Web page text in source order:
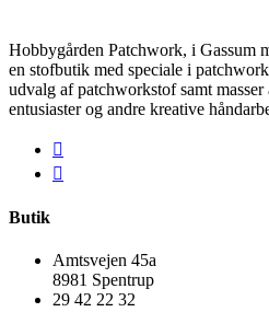
Hobbygården Patchwork, i Gassum
en stofbutik med speciale i
udvalg af patchworkstof samt
entusiaster og andre kreative
Butik
Amtsvejen 45a
8981 Spentrup
29 42 22 32